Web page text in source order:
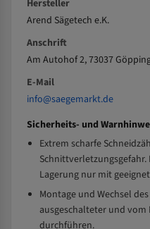
Hersteller
Arend Sägetech e.K.
Anschrift
Am Autohof 2, 73037
E-Mail
info@saegemarkt.de
Sicherheits- und
Extrem scharfe
Lagerung nur mit
Montage und Wechsel
ausgeschalteter und vom
durchführen.